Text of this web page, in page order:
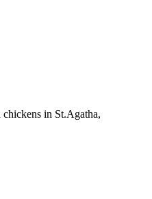
in St.Agatha,